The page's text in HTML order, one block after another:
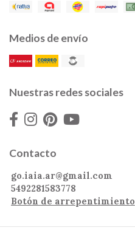
Medios de envío
Nuestras redes sociales
Contacto
go.iaia.ar@gmail.com
5492281583778
Botón de arrepentimiento